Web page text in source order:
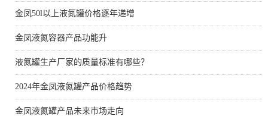
金凤50l以上液氮罐价格逐年递增
金凤液氮容器产品功能升
液氮罐生产厂家的质量标准有哪些？
2024年金凤液氮罐产品价格趋势
金凤液氮罐产品未来市场走向